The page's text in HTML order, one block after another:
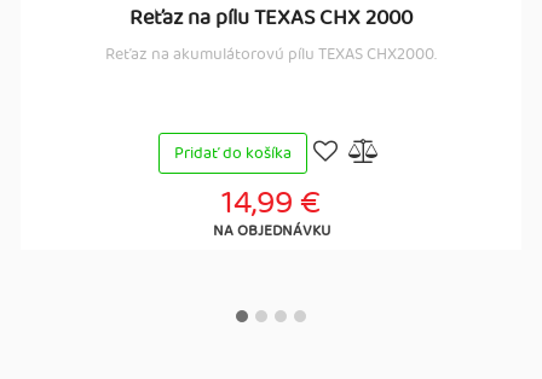
Reťaz na pílu TEXAS CHX 2000
Reťaz na akumulátorovú pílu TEXAS CHX2000.
Pridať do košíka
14,99 €
NA OBJEDNÁVKU